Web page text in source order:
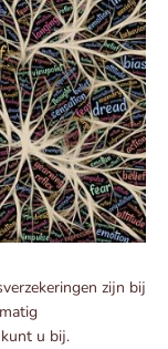
zijn bij
u bij.